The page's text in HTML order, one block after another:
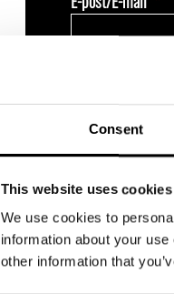
Consent
This website uses cookies
We use cookies to
information about your
other information that
"Avtalsworkshop för
“Avtalsworkshop
“Steget ut på en